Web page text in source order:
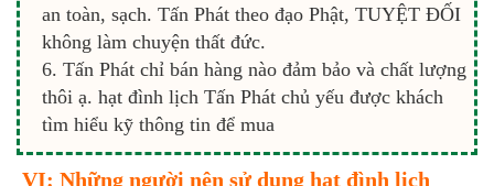
an toàn, sạch. Tấn Phát theo đạo Phật, TUYỆT ĐỐI
không làm chuyện thất đức.
Tấn Phát chỉ bán hàng nào đảm bảo và chất lượng
thôi ạ. hạt đình lịch Tấn Phát chủ yếu được khách
tìm hiểu kỹ thông tin để mua
VI: Những người nên sử dụng hạt đình lịch